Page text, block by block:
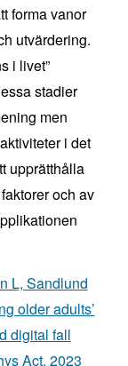
forma vanor
utvärdering.
i livet”
stadier
men
i det
upprätthålla
och av
L, Sandlund
older adults’
digital fall
Act. 2023